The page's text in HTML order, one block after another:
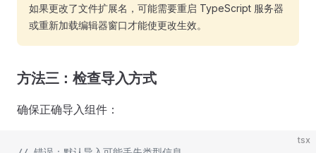
如果更改了文件扩展名，可能需要重启 TypeScript 服务器
或重新加载编辑器窗口才能使更改生效。
方法三：检查导入方式
确保正确导入组件：
tsx